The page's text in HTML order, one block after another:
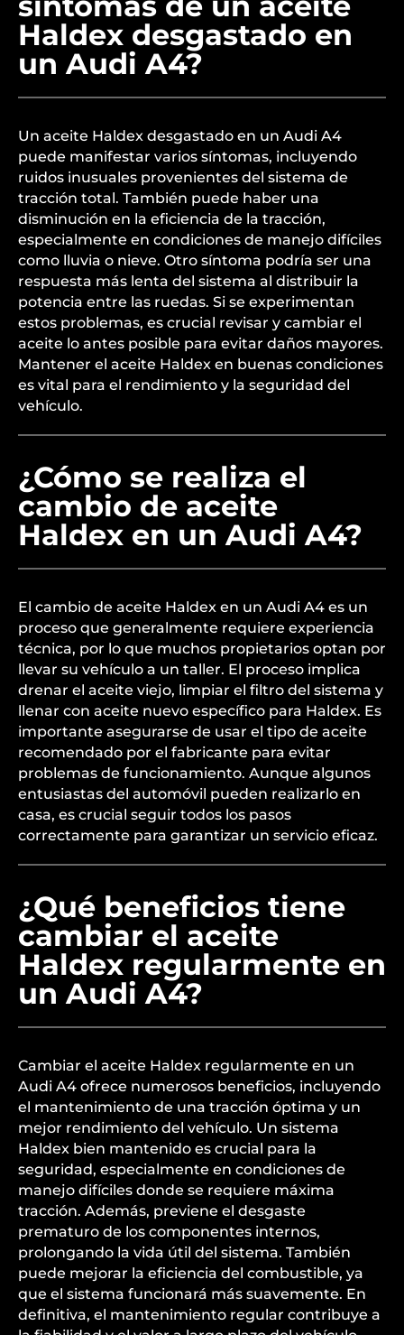
Haldex desgastado en
un Audi A4?
Un aceite Haldex desgastado en un Audi A4
puede manifestar varios síntomas, incluyendo
ruidos inusuales provenientes del sistema de
tracción total. También puede haber una
disminución en la eficiencia de la tracción,
especialmente en condiciones de manejo difíciles
como lluvia o nieve. Otro síntoma podría ser una
respuesta más lenta del sistema al distribuir la
potencia entre las ruedas. Si se experimentan
estos problemas, es crucial revisar y cambiar el
aceite lo antes posible para evitar daños mayores.
Mantener el aceite Haldex en buenas condiciones
es vital para el rendimiento y la seguridad del
vehículo.
¿Cómo se realiza el
cambio de aceite
Haldex en un Audi A4?
El cambio de aceite Haldex en un Audi A4 es un
proceso que generalmente requiere experiencia
técnica, por lo que muchos propietarios optan por
llevar su vehículo a un taller. El proceso implica
drenar el aceite viejo, limpiar el filtro del sistema y
llenar con aceite nuevo específico para Haldex. Es
importante asegurarse de usar el tipo de aceite
recomendado por el fabricante para evitar
problemas de funcionamiento. Aunque algunos
entusiastas del automóvil pueden realizarlo en
casa, es crucial seguir todos los pasos
correctamente para garantizar un servicio eficaz.
¿Qué beneficios tiene
cambiar el aceite
Haldex regularmente en
un Audi A4?
Cambiar el aceite Haldex regularmente en un
Audi A4 ofrece numerosos beneficios, incluyendo
el mantenimiento de una tracción óptima y un
mejor rendimiento del vehículo. Un sistema
Haldex bien mantenido es crucial para la
seguridad, especialmente en condiciones de
manejo difíciles donde se requiere máxima
tracción. Además, previene el desgaste
prematuro de los componentes internos,
prolongando la vida útil del sistema. También
puede mejorar la eficiencia del combustible, ya
que el sistema funcionará más suavemente. En
definitiva, el mantenimiento regular contribuye a